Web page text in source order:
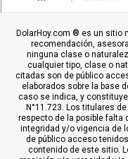
DolarHoy.com ® es un sitio
recomendación,
ninguna clase o
cualquier tipo, clase o
citadas son de público
elaborados sobre la base
caso se indica, y
N°11.723. Los titulares
respecto de la posible
integridad y/o vigencia de
de público acceso
contenido de este sitio.